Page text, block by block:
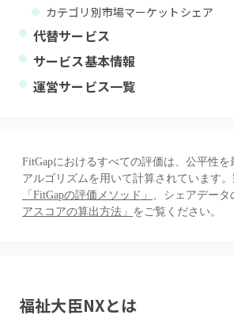
カテゴリ別市場マーケットシェア
代替サービス
サービス基本情報
運営サービス一覧
FitGapにおけるすべての評価は、公平性
アルゴリズムを用いて計算されています
「FitGapの評価メソッド」 、シェアデータ
アスコアの算出方法」 をご覧ください。
福祉大臣NXとは